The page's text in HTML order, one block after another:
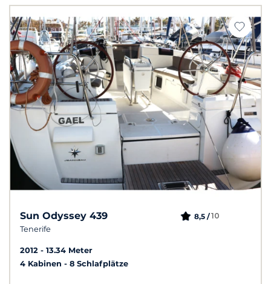
Sun Odyssey 439
Tenerife
8,5 /10
2012
13.34 Meter
4 Kabinen
8 Schlafplätze